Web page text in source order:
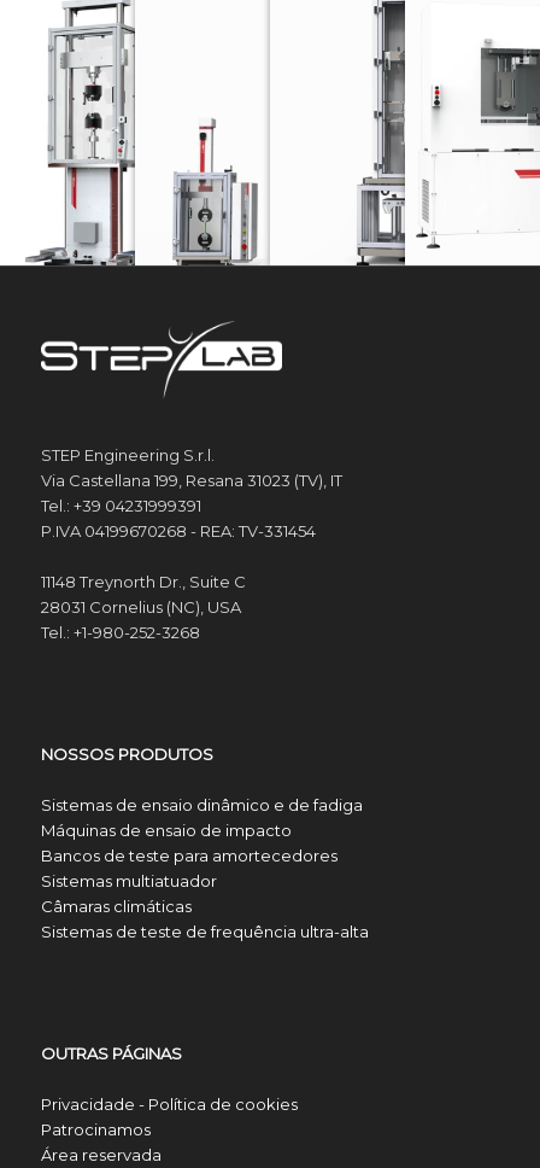
Máquinas de teste eletrodinâmico
máquinas de teste eletromecânico
SÉRIE DW
Torres de peso
STEP Engineering S.r.l.
Via Castellana 199, Resana 31023 (TV), IT
Tel.: +39 04231999391
P.IVA 04199670268 - REA: TV-331454
11148 Treynorth Dr., Suite C
28031 Cornelius (NC), USA
Tel.: +1-980-252-3268
NOSSOS PRODUTOS
Sistemas de ensaio dinâmico e de fadiga
Máquinas de ensaio de impacto
Bancos de teste para amortecedores
Sistemas multiatuador
Câmaras climáticas
Sistemas de teste de frequência ultra-alta
OUTRAS PÁGINAS
Privacidade - Política de cookies
Patrocinamos
Área reservada